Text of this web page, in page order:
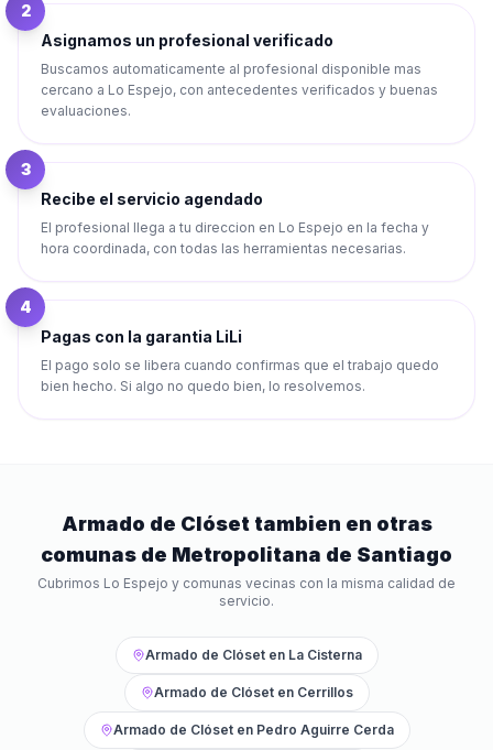
2
Asignamos un profesional verificado
Buscamos automaticamente al profesional disponible mas
cercano a Lo Espejo, con antecedentes verificados y buenas
evaluaciones.
3
Recibe el servicio agendado
El profesional llega a tu direccion en Lo Espejo en la fecha y
hora coordinada, con todas las herramientas necesarias.
4
Pagas con la garantia LiLi
El pago solo se libera cuando confirmas que el trabajo quedo
bien hecho. Si algo no quedo bien, lo resolvemos.
Armado de Clóset tambien en otras
comunas de Metropolitana de Santiago
Cubrimos Lo Espejo y comunas vecinas con la misma calidad de
servicio.
Armado de Clóseten La Cisterna
Armado de Clóseten Cerrillos
Armado de Clóseten Pedro Aguirre Cerda